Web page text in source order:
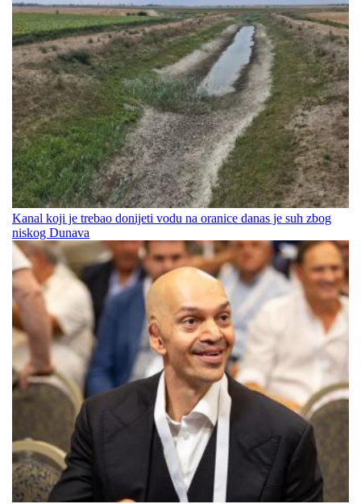
Kanal koji je trebao donijeti vodu na oranice danas je suh zbog
niskog Dunava